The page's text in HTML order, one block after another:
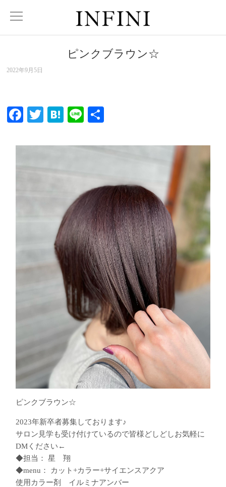
ピンクブラウン☆
2022年9月5日
Facebook
TwitterHatena
Line
ピンクブラウン☆
2023年新卒者募集しております♪
サロン見学も受け付けているので皆様どしどしお気軽に
DMください←
◆担当： 星 翔
◆menu： カット+カラー+サイエンスアクア
使用カラー剤 イルミナアンバー